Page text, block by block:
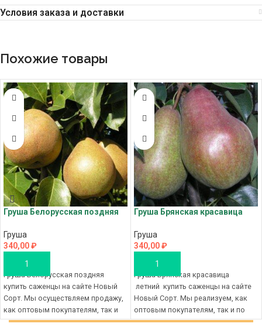
Условия заказа и доставки
Похожие товары
Груша Белорусская поздняя
Груша
340,00₽
В КОРЗИНУ
Груша Белорусская поздняя
купить саженцы на сайте Новый
Сорт. Мы осуществляем продажу,
как оптовым покупателям, так и
по розничным ценам, вы
Груша Брянская красавица
Груша
340,00₽
В КОРЗИНУ
Груша Брянская красавица
летний купить саженцы на сайте
Новый Сорт. Мы реализуем, как
оптовым покупателям, так и по
розничным ценам, вы